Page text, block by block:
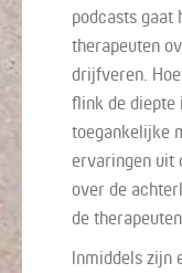
podcasts gaat
therapeuten
drijfveren.
flink de diepte
toegankelijke
ervaringen uit
over de
de therapeuten.
Inmiddels zijn